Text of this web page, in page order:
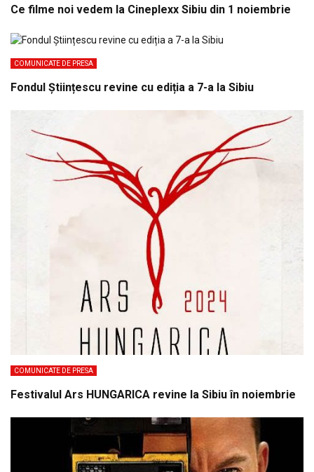
Ce filme noi vedem la Cineplexx Sibiu din 1 noiembrie
COMUNICATE DE PRESA
Fondul Științescu revine cu ediția a 7-a la Sibiu
COMUNICATE DE PRESA
Festivalul Ars HUNGARICA revine la Sibiu în noiembrie